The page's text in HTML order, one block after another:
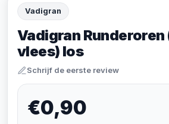
Vadigran
Vadigran Runderoren
vlees) los
Schrijf de eerste review
€0,90